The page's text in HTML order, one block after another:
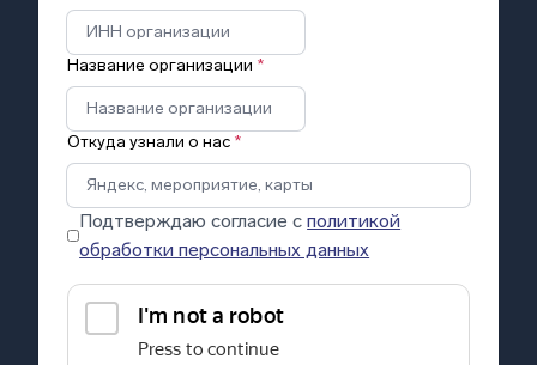
Название организации *
Откуда узнали о нас *
Подтверждаю согласие сполитикой
обработки персональных данных